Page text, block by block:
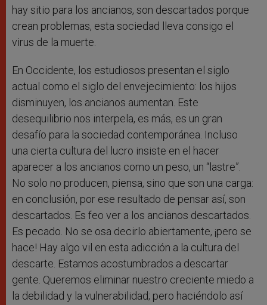
hay sitio para los ancianos, son descartados porque
crean problemas, esta sociedad lleva consigo el
virus de la muerte.
En Occidente, los estudiosos presentan el siglo
actual como el siglo del envejecimiento: los hijos
disminuyen, los ancianos aumentan. Este
desequilibrio nos interpela, es más, es un gran
desafío para la sociedad contemporánea. Incluso
una cierta cultura del lucro insiste en el hacer
aparecer a los ancianos como un peso, un “lastre”.
No solo no producen, piensa, sino que son una carga:
en conclusión, por ese resultado de pensar así, son
descartados. Es feo ver a los ancianos descartados.
Es pecado. No se osa decirlo abiertamente, ¡pero se
hace! Hay algo vil en esta adicción a la cultura del
descarte. Estamos acostumbrados a descartar
gente. Queremos eliminar nuestro creciente miedo a
la debilidad y la vulnerabilidad; pero haciéndolo así